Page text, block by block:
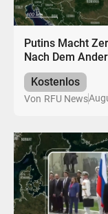
Putins Macht
Nach Dem
Kostenlos
Von RFU News